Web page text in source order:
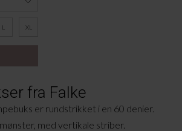
L XL
fra Falke
er rundstrikket i en 60 denier.
med vertikale striber.